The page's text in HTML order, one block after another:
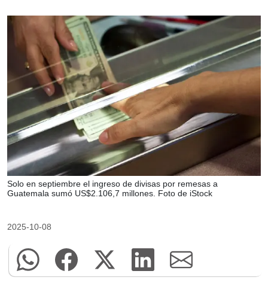
Solo en septiembre el ingreso de divisas por remesas a
Guatemala sumó US$2.106,7 millones. Foto de iStock
2025-10-08